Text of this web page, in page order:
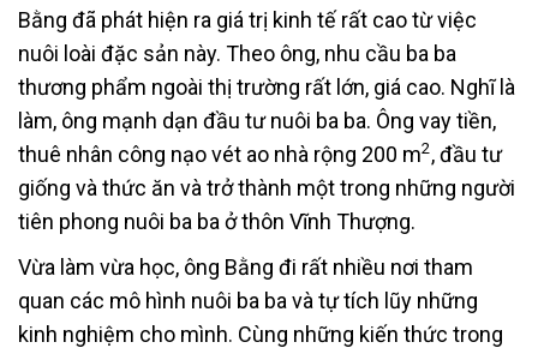
Bằng đã phát hiện ra giá trị kinh tế rất cao từ việc
nuôi loài đặc sản này. Theo ông, nhu cầu ba ba
thương phẩm ngoài thị trường rất lớn, giá cao. Nghĩ là
làm, ông mạnh dạn đầu tư nuôi ba ba. Ông vay tiền,
thuê nhân công nạo vét ao nhà rộng 200 m2, đầu tư
giống và thức ăn và trở thành một trong những người
tiên phong nuôi ba ba ở thôn Vĩnh Thượng.
Vừa làm vừa học, ông Bằng đi rất nhiều nơi tham
quan các mô hình nuôi ba ba và tự tích lũy những
kinh nghiệm cho mình. Cùng những kiến thức trong